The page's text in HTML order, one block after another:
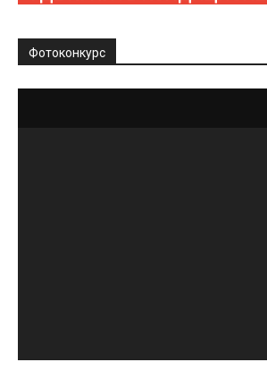
Фотоконкурс